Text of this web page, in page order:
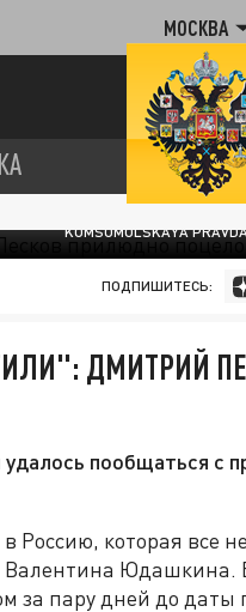
МОСКВА
KOMSOMOLSKAYA
ПОДПИШИТЕСЬ:
ДМИТРИЙ
пообщаться с
которая все
Валентина Юдашкина.
за пару дней до даты